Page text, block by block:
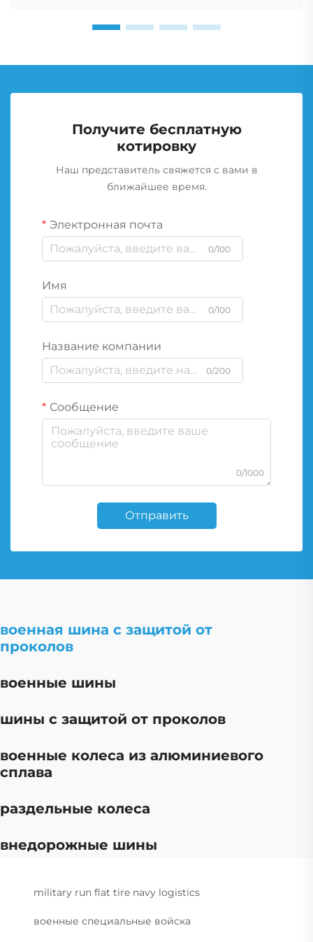
Получите бесплатную
котировку
Наш представитель свяжется с вами в
ближайшее время.
Электронная почта
0/100
Имя
0/100
Название компании
0/200
Сообщение
0/1000
Отправить
военная шина с защитой от
проколов
военные шины
шины с защитой от проколов
военные колеса из алюминиевого
сплава
раздельные колеса
внедорожные шины
military run flat tire navy logistics
военные специальные войска